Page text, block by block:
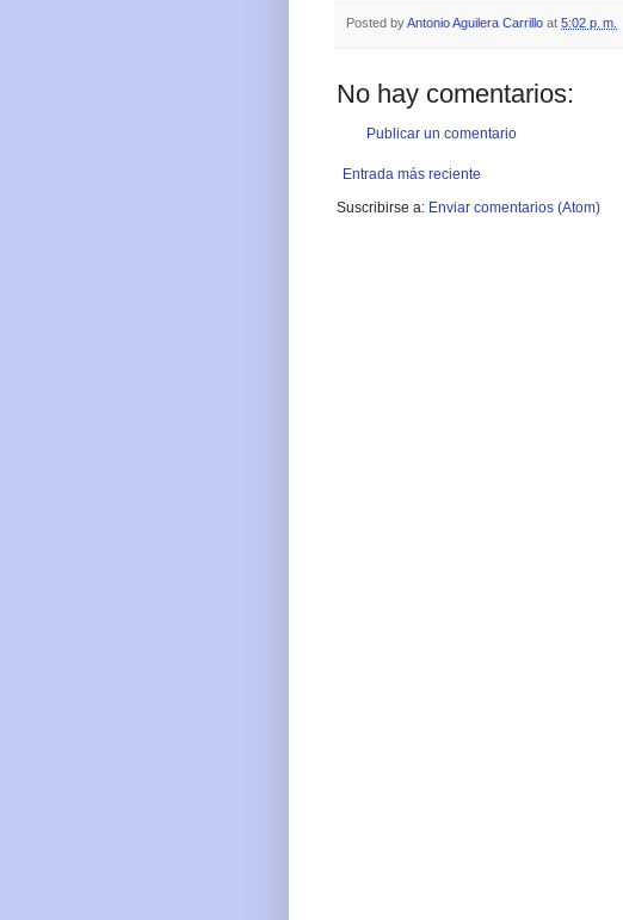
Posted byAntonio Aguilera Carrillo at 5:02 p. m.
No hay comentarios:
Publicar un comentario
Entrada más reciente
Suscribirse a: Enviar comentarios (Atom)